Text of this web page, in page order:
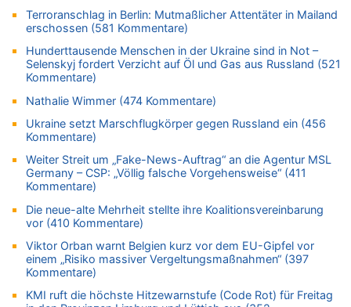
05.08.2026 - 13:10 von Go Pferdchen, lauf Gallop zu
Aachen ab 11. August wieder Mekka des Pferdesports –
Belgien setzt bei Reit-WM auf starke Springreiter
05.08.2026 - 12:31 von Der Patriot zu
Es gibt mmer mehr Fälle von Fahrerflucht in Belgien –
Wie kam es zur Ceuta-Krise?
Paris 2024: Genau 40 Jahre nach Edgar Cüpper ist wieder ein
Springreiter Fahnenträger der belgischen Olympia-Mannschaft
05.08.2026 - 11:45 von JoKrings zu
Zweite Hitzewelle in diesem Sommer ist jetzt amtlich
05.08.2026 - 11:45 von N. A. Klar zu
Es gibt mmer mehr Fälle von Fahrerflucht in Belgien –
Fußgänger und Radfahrer sind die häufigsten Opfer
05.08.2026 - 11:43 von JoKrings zu
Terroranschlag in Berlin: Mutmaßlicher Attentäter in Mailand
erschossen (581 Kommentare)
Hunderttausende Menschen in der Ukraine sind in Not –
Selenskyj fordert Verzicht auf Öl und Gas aus Russland (521
Kommentare)
Nathalie Wimmer (474 Kommentare)
Ukraine setzt Marschflugkörper gegen Russland ein (456
Kommentare)
Weiter Streit um „Fake-News-Auftrag“ an die Agentur MSL
Germany – CSP: „Völlig falsche Vorgehensweise“ (411
Kommentare)
Die neue-alte Mehrheit stellte ihre Koalitionsvereinbarung
vor (410 Kommentare)
Viktor Orban warnt Belgien kurz vor dem EU-Gipfel vor
einem „Risiko massiver Vergeltungsmaßnahmen“ (397
Kommentare)
KMI ruft die höchste Hitzewarnstufe (Code Rot) für Freitag